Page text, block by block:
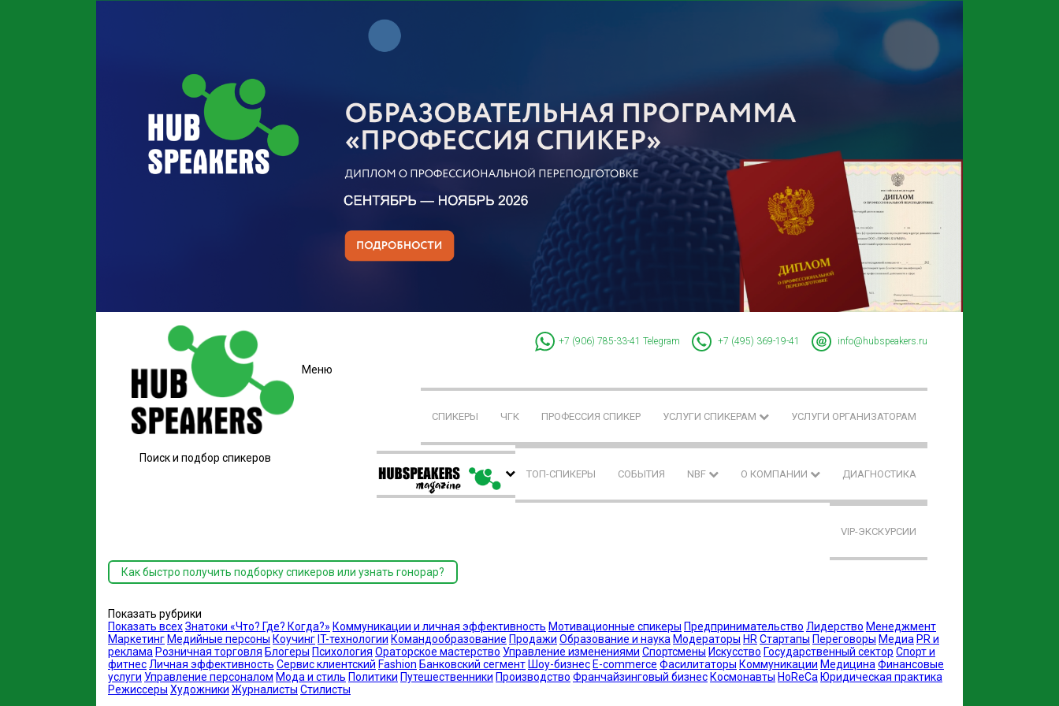
Поиск и подбор спикеров
+7 (906) 785-33-41 Telegram +7 (495) 369-19-41 info@hubspeakers.ru
Меню
СПИКЕРЫ ЧГК ПРОФЕССИЯ СПИКЕР УСЛУГИ СПИКЕРАМ УСЛУГИ ОРГАНИЗАТОРАМ
ТОП-СПИКЕРЫ СОБЫТИЯ NBF О КОМПАНИИ ДИАГНОСТИКА
VIP-ЭКСКУРСИИ
Как быстро получить подборку спикеров или узнать гонорар?
Показать рубрики
Показать всехЗнатоки «Что? Где? Когда?» Коммуникации и личная эффективность Мотивационные спикеры Предпринимательство Лидерство Менеджмент
Маркетинг Медийные персоны Коучинг IT-технологии Командообразование Продажи Образование и наука Модераторы HRСтартапы Переговоры Медиа PR и
реклама Розничная торговля Блогеры Психология Ораторское мастерство Управление изменениями Спортсмены Искусство Государственный сектор Спорт и
фитнесЛичная эффективность Сервис клиентский Fashion Банковский сегмент Шоу-бизнес E-commerce Фасилитаторы Коммуникации МедицинаФинансовые
услуги Управление персоналом Мода и стиль Политики Путешественники Производство Франчайзинговый бизнес Космонавты HoReCa Юридическая практика
Режиссеры Художники Журналисты Стилисты